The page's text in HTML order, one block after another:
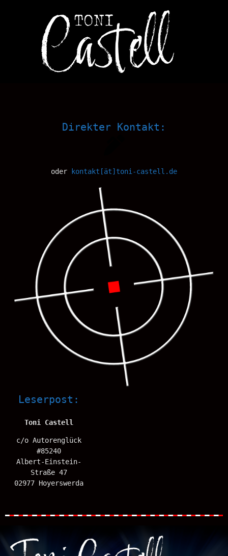
Direkter Kontakt:
oder kontakt[ät]toni-castell.de
Leserpost:
Toni Castell
c/o Autorenglück
#85240
Albert-Einstein-
Straße 47
02977 Hoyerswerda